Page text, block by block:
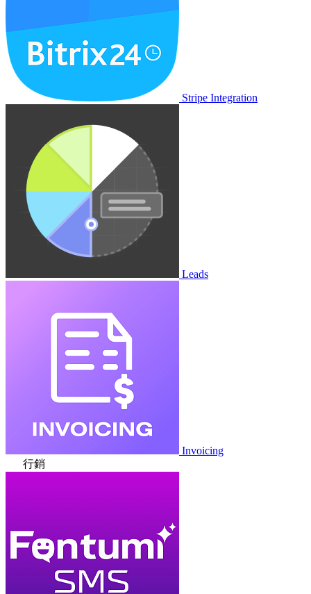
Stripe Integration
Leads
Invoicing
行銷